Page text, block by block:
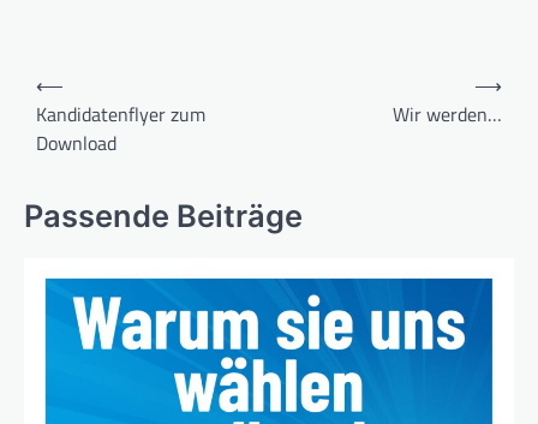
Beitragsnavigation
⟵
Kandidatenflyer zum
Download
Wir werden…
⟶
Passende Beiträge